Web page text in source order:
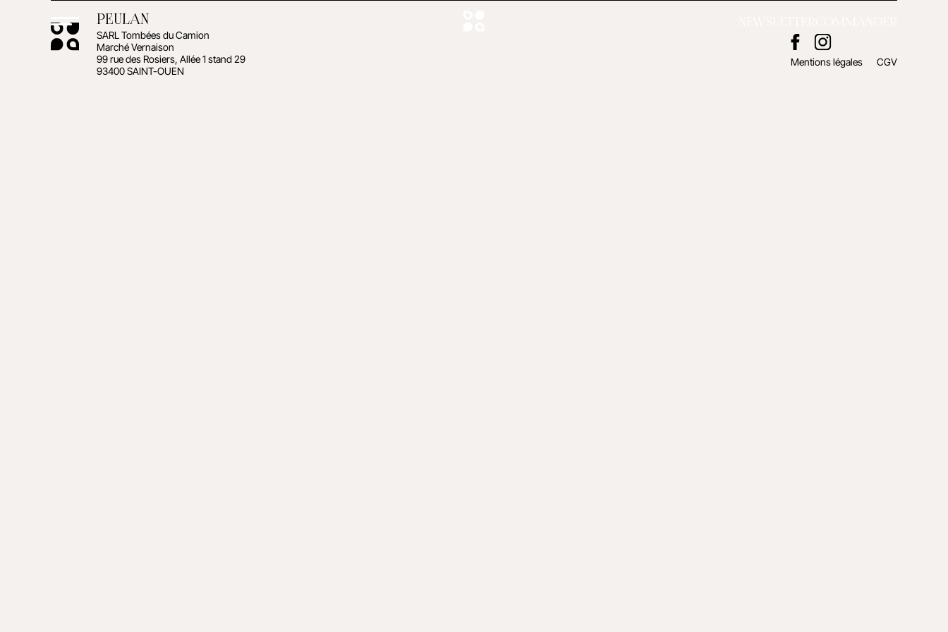
PEULAN
SARL Tombées du Camion
Marché Vernaison
99 rue des Rosiers, Allée 1 stand 29
93400 SAINT-OUEN
Mentions légales CGV